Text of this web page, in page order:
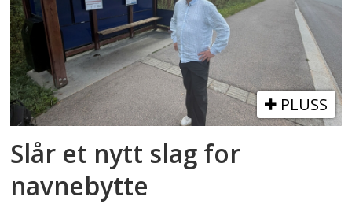
PLUSS
Slår et nytt slag for
navnebytte